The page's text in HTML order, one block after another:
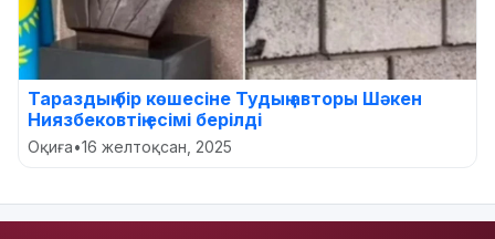
Тараздың бір көшесіне Тудың авторы Шәкен
Ниязбековтің есімі берілді
Оқиға•16 желтоқсан, 2025